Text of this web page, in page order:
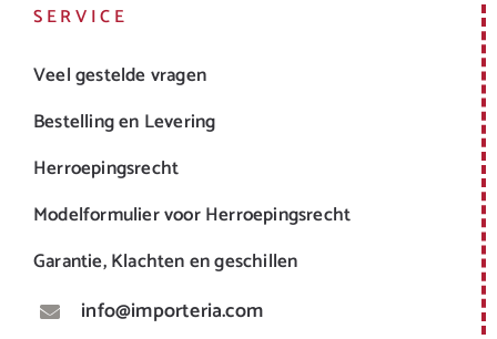
SERVICE
Veel gestelde vragen
Bestelling en Levering
Herroepingsrecht
Modelformulier voor Herroepingsrecht
Garantie, Klachten en geschillen
info@importeria.com